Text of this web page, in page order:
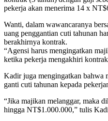
pekerja akan menerima 14 x
Wanti, dalam wawancaranya
uang penggantian cuti tahunan
berakhirnya kontrak.
“Agensi harus mengingatkan
ketika pekerja mengakhiri
Kadir juga mengingatkan bahwa
ganti cuti tahunan kepada
“Jika majikan melanggar, maka
hingga NT$1.000.000,” tulis